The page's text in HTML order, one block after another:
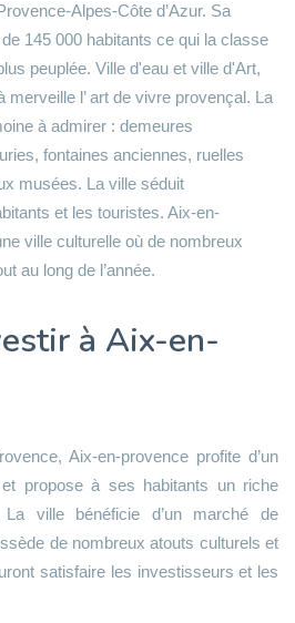
Alpes-Côte d’Azur. Sa
145 000 habitants ce qui la classe
peuplée. Ville d'eau et ville d'Art,
l’ art de vivre provençal. La
à admirer : demeures
fontaines anciennes, ruelles
musées. La ville séduit
et les touristes. Aix-en-
ville culturelle où de nombreux
au long de l’année.
à Aix-en-
Aix-en-provence profite d’un
propose à ses habitants un riche
La ville bénéficie d’un marché de
de nombreux atouts culturels et
satisfaire les investisseurs et les